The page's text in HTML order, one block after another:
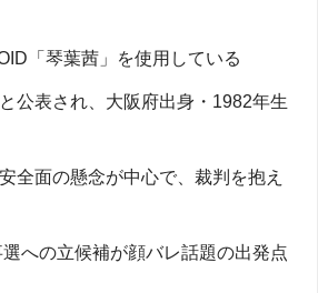
「琴葉茜」を使用している
公表され、大阪府出身・1982年生
全面の懸念が中心で、裁判を抱え
への立候補が顔バレ話題の出発点